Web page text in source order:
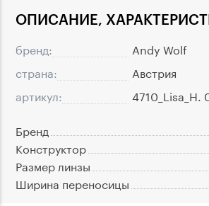
ОПИСАНИЕ,
бренд:
Andy Wolf
страна:
Австрия
артикул:
4710_Lisa_H.
Бренд
Конструктор
Размер линзы
Ширина переносицы